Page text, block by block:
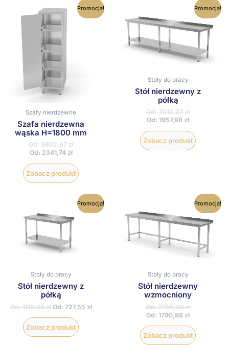
Promocja!
Szafy nierdzewne
Szafa nierdzewna
wąska H=1800 mm
Od:3602,67zł
Od: 2341,74 zł
Zobacz produkt
Ten
produkt
Promocja!
Stoły do pracy
Stół nierdzewny z
półką
Od:3012,27zł
Od: 1957,98 zł
Zobacz produkt
Ten
produkt
ma
wiele
Opcje
można
produktu
Promocja!
Stoły do pracy
Stół nierdzewny z
półką
Od:1119,30zł Od: 727,55 zł
Zobacz produkt
Ten
produkt
produktu
Promocja!
Stoły do pracy
Stół nierdzewny
wzmocniony
Od:2755,20zł
Od: 1790,88 zł
Zobacz produkt
Ten
produkt
ma
wiele
Opcje
można
produktu